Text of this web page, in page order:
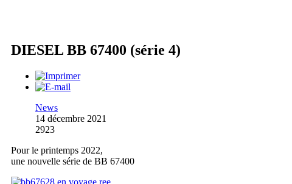
DIESEL BB 67400 (série 4)
News
14 décembre 2021
2923
Pour le printemps 2022,
une nouvelle série de BB 67400